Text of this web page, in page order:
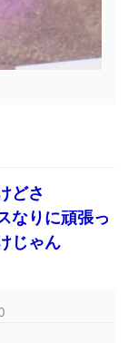
どさ
なりに頑張っ
じゃん